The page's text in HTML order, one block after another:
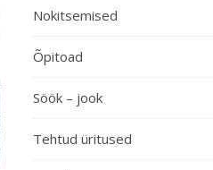
Nokitsemised
Õpitoad
Söök – jook
Tehtud üritused